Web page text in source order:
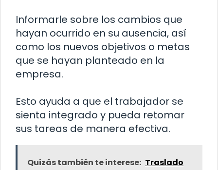
Informarle sobre los cambios que
hayan ocurrido en su ausencia, así
como los nuevos objetivos o metas
que se hayan planteado en la
empresa.
Esto ayuda a que el trabajador se
sienta integrado y pueda retomar
sus tareas de manera efectiva.
Quizás también te interese: Traslado